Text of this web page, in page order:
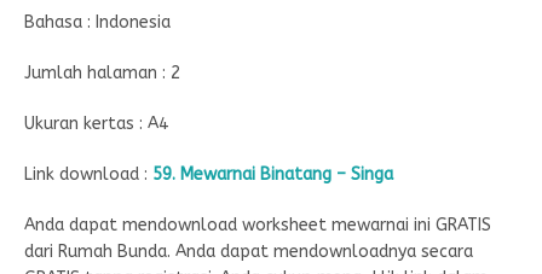
Bahasa : Indonesia
Jumlah halaman : 2
Ukuran kertas : A4
Link download : 59. Mewarnai Binatang – Singa
Anda dapat mendownload worksheet mewarnai ini GRATIS
dari Rumah Bunda. Anda dapat mendownloadnya secara